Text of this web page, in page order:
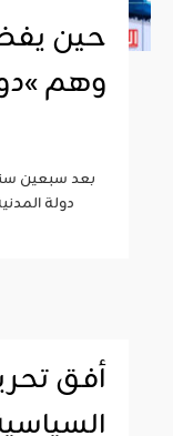
وهم
دولة
أفق